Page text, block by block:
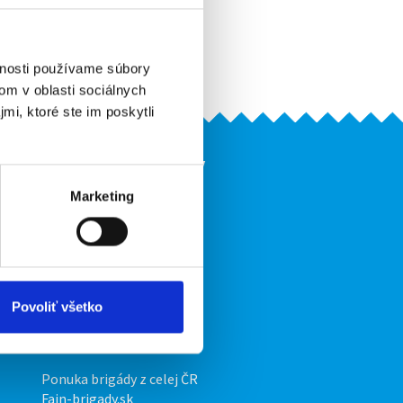
používame súbory
v oblasti sociálnych
ktoré ste im poskytli
Marketing
Povoliť všetko
Pridať do obľúbených
Naše ďalšie projekty
mobilná aplikácia
Fajn Brigády
INwork.cz
Fajn práce
Ponuka brigády z celej ČR
Fajn-brigady.sk